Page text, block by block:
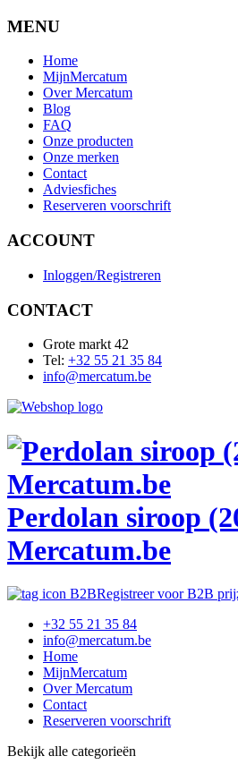
MENU
Home
MijnMercatum
Over Mercatum
Blog
FAQ
Onze producten
Onze merken
Contact
Adviesfiches
Reserveren voorschrift
ACCOUNT
Inloggen/Registreren
CONTACT
Grote markt 42
Tel: +32 55 21 35 84
info@mercatum.be
Perdolan siroop
Mercatum.be
Registreer voor B2B
+32 55 21 35 84
info@mercatum.be
Home
MijnMercatum
Over Mercatum
Contact
Reserveren voorschrift
Bekijk alle categorieën